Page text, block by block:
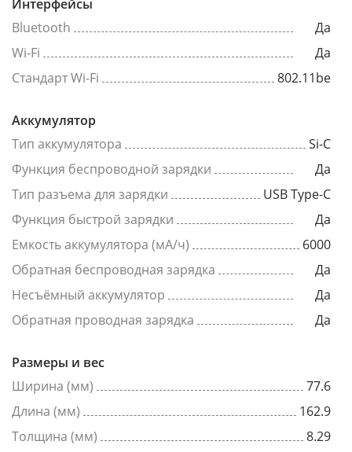
Интерфейсы
Bluetooth
Да
Wi-Fi
Да
Стандарт Wi-Fi
802.11be
Аккумулятор
Тип аккумулятора
Si-C
Функция беспроводной зарядки
Да
Тип разъема для зарядки
USB Type-C
Функция быстрой зарядки
Да
Емкость аккумулятора (мА/ч)
6000
Обратная беспроводная зарядка
Да
Несъёмный аккумулятор
Да
Обратная проводная зарядка
Да
Размеры и вес
Ширина (мм)
77.6
Длина (мм)
162.9
Толщина (мм)
8.29